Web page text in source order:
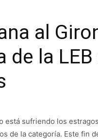
al
de la
está sufriendo los
de la categoría. Este fin